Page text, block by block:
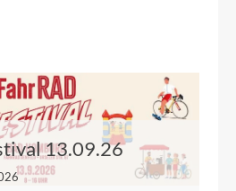
13.09.26